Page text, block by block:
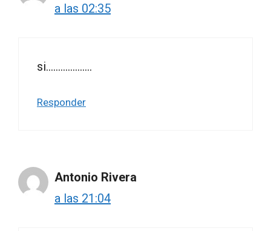
a las 02:35
si……………….
Responder
Antonio Rivera
a las 21:04